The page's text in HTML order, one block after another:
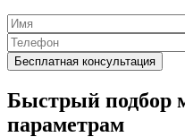
Быстрый подбор
параметрам